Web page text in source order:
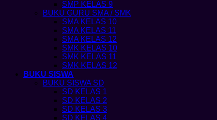
SMP KELAS 9
BUKU GURU SMA / SMK
SMA KELAS 10
SMA KELAS 11
SMA KELAS 12
SMK KELAS 10
SMK KELAS 11
SMK KELAS 12
BUKU SISWA
BUKU SISWA SD
SD KELAS 1
SD KELAS 2
SD KELAS 3
SD KELAS 4